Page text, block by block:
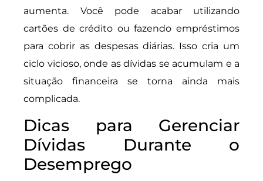
aumenta. Você pode acabar utilizando
cartões de crédito ou fazendo empréstimos
para cobrir as despesas diárias. Isso cria um
ciclo vicioso, onde as dívidas se acumulam e a
situação financeira se torna ainda mais
complicada.
Dicas para Gerenciar
Dívidas Durante o
Desemprego